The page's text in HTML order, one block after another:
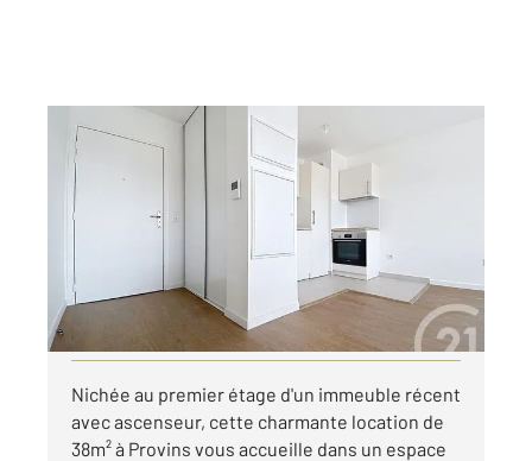
PROVINS 77
38,29 m
, 2 pièces
Ref : 50524
Appartement F2 à louer
690 €
par mois charges comprises
Visiter le site dédié
Nichée au premier étage d'un immeuble récent
avec ascenseur, cette charmante location de
38m² à Provins vous accueille dans un espace